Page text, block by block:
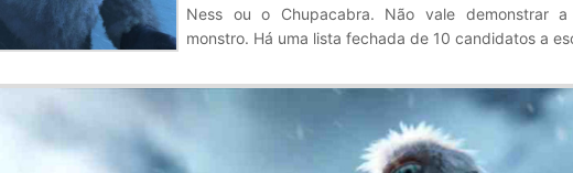
Ness ou o Chupacabra. Não vale demonstrar
monstro. Há uma lista fechada de 10 candidatos a